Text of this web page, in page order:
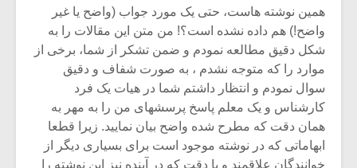
همین نوشته هاست، حتی یک مورد جواب (واضح یا غیر
واضح!) هم داده نشده است؟! من متن این مقالات را به
شکل دقیق مطالعه نمودم و ضمن تشکر از شما، برخی از
موارد را که متوجه نشدم ، به صورت شفاف و دقیق
سوال نمودم و انتظار داشتم شما در هیات یک فرد
کارشناس و یک معلم پاسخ پرسشهای من را به مهر به
همان دقت که مطرح شده واضح بیان نمایید. زیرا قطعا
ابهاماتی که در نوشته موجود است برای بسیاری دیگر از
خوانندگان علاقمند و با دقت که در آینده نیز این نوشته را